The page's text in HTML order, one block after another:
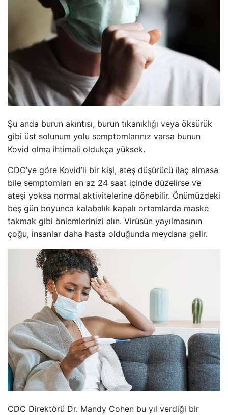
Şu anda burun akıntısı, burun tıkanıklığı veya öksürük
gibi üst solunum yolu semptomlarınız varsa bunun
Kovid olma ihtimali oldukça yüksek.
CDC’ye göre Kovid’li bir kişi, ateş düşürücü ilaç almasa
bile semptomları en az 24 saat içinde düzelirse ve
ateşi yoksa normal aktivitelerine dönebilir. Önümüzdeki
beş gün boyunca kalabalık kapalı ortamlarda maske
takmak gibi önlemlerinizi alın. Virüsün yayılmasının
çoğu, insanlar daha hasta olduğunda meydana gelir.
CDC Direktörü Dr. Mandy Cohen bu yıl verdiği bir